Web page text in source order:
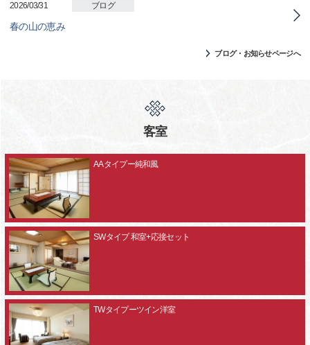
2026/03/31 ブログ
春の山の恵み
ブログ・お知らせページへ
客室
AAタイプー純和風
SWタイプ 和室+応接セット
TWタイプーツイン洋室